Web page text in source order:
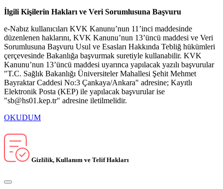
İlgili Kişilerin Hakları ve Veri Sorumlusuna Başvuru
e-Nabız kullanıcıları KVK Kanunu’nun 11’inci maddesinde
düzenlenen haklarını, KVK Kanunu’nun 13’üncü maddesi ve Veri
Sorumlusuna Başvuru Usul ve Esasları Hakkında Tebliğ hükümleri
çerçevesinde Bakanlığa başvurmak suretiyle kullanabilir. KVK
Kanunu’nun 13’üncü maddesi uyarınca yapılacak yazılı başvurular
"T.C. Sağlık Bakanlığı Üniversiteler Mahallesi Şehit Mehmet
Bayraktar Caddesi No:3 Çankaya/Ankara" adresine; Kayıtlı
Elektronik Posta (KEP) ile yapılacak başvurular ise
"sb@hs01.kep.tr" adresine iletilmelidir.
OKUDUM
Gizlilik, Kullanım ve Telif Hakları